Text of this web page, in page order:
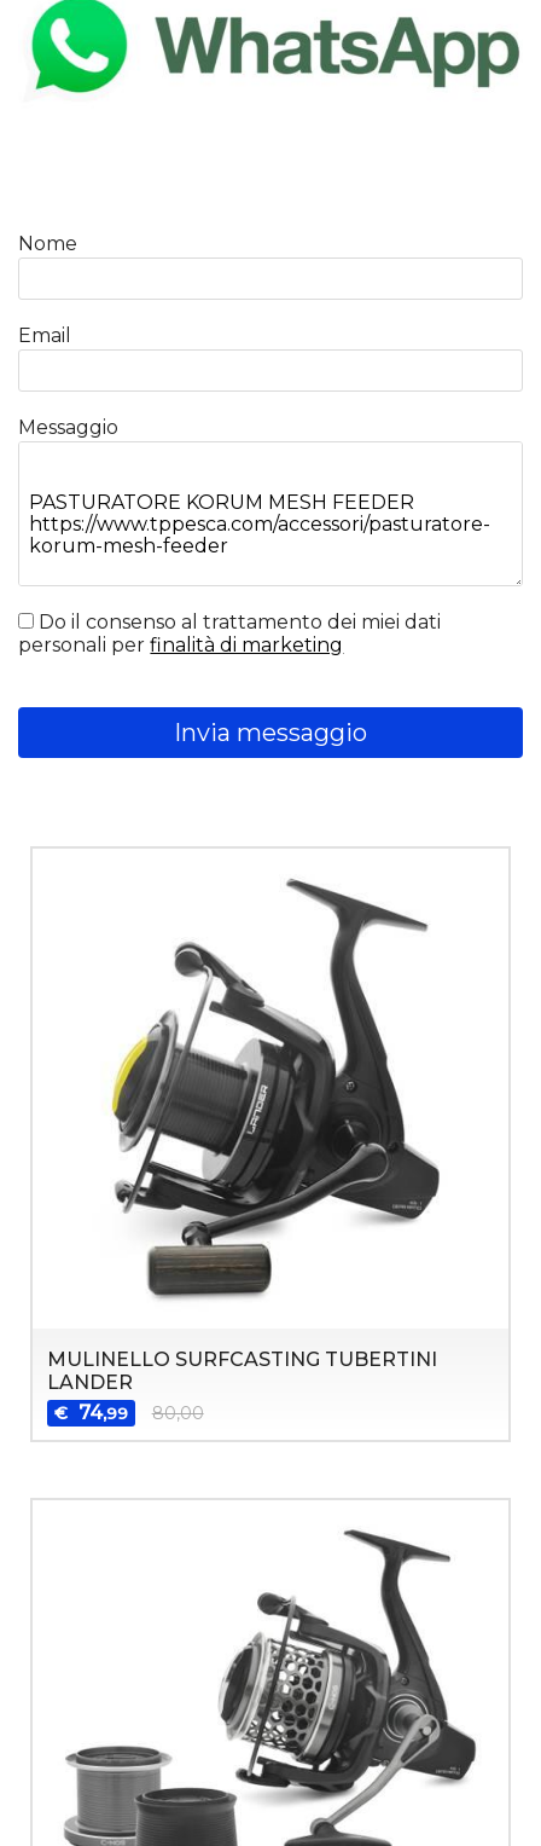
Nome
Email
Messaggio
Do il consenso al trattamento dei miei dati
personali perfinalità di marketing
Invia messaggio
MULINELLO SURFCASTING TUBERTINI
LANDER
€ 74,99 80,00